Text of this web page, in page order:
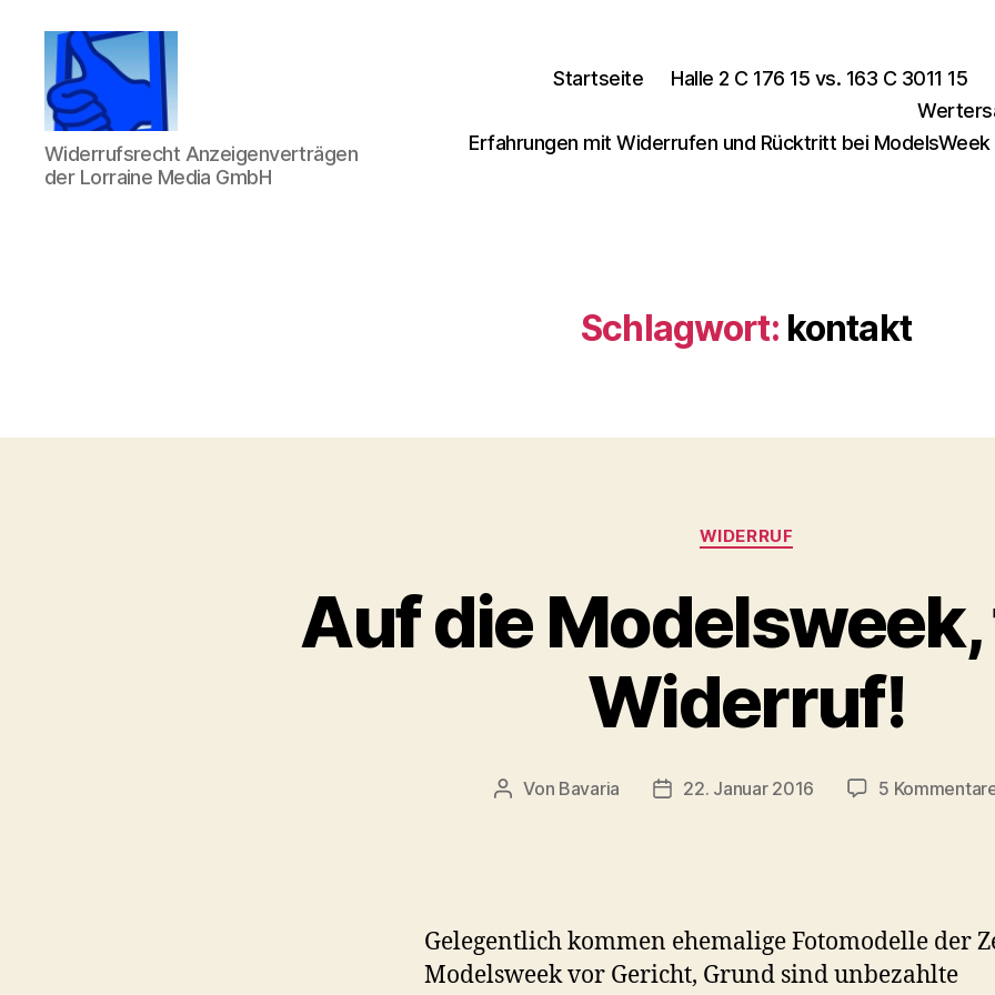
Beobachtungsstelle
über
Lorraine
Widerrufsrecht Anzeigenverträgen
der Lorraine Media GmbH
Startseite Halle 2 C 176 15 vs. 163 C 3011 15
Erfahrungen mit Widerrufen und Rücktritt bei ModelsWeek
Schlagwort: kontakt
Kategorien
WIDERRUF
Auf die
Widerruf!
Beitragsautor
Von Bavaria Veröffentlichungsdatum
22. Januar 2016 5
Gelegentlich kommen ehemalige Fotomodelle der
Modelsweek vor Gericht, Grund sind unbezahlte